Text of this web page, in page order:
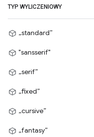
TYP WYLICZENIOWY
„standard”
"sansserif"
„serif”
„fixed”
„cursive”
„fantasy”